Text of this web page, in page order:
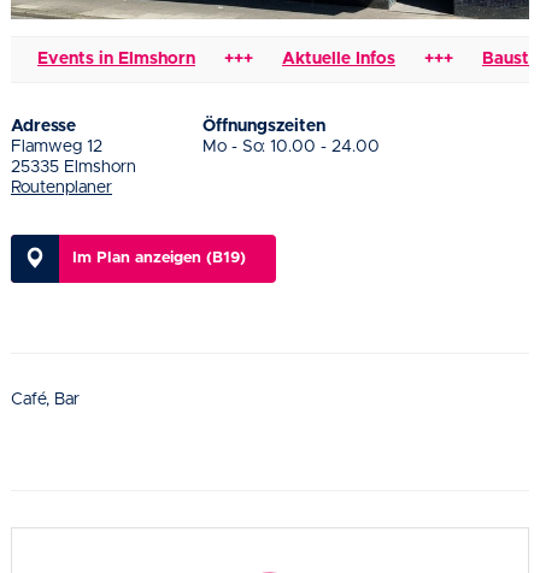
Events in Elmshorn +++ Aktuelle Infos +++
Adresse
Flamweg 12
25335 Elmshorn
Routenplaner
Öffnungszeiten
Mo - So: 10.00 - 24.00
Im Plan anzeigen (B19)
Café, Bar